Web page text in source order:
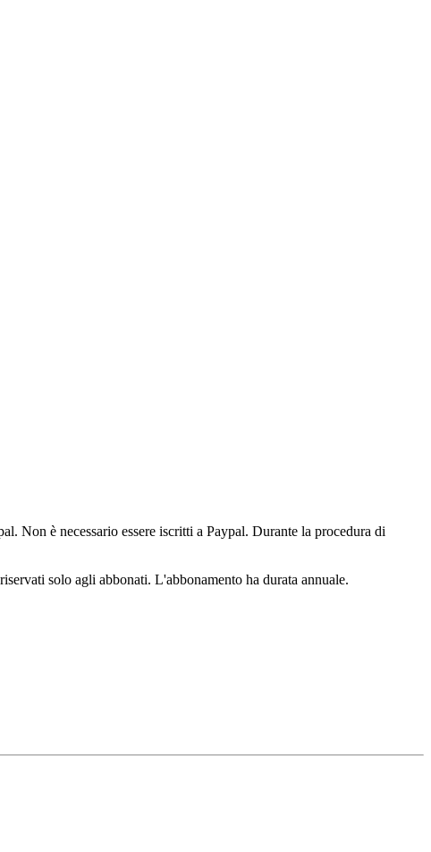
Non è necessario essere iscritti a Paypal. Durante la procedura di
solo agli abbonati. L'abbonamento ha durata annuale.